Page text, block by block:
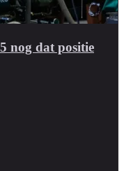
nog dat positie